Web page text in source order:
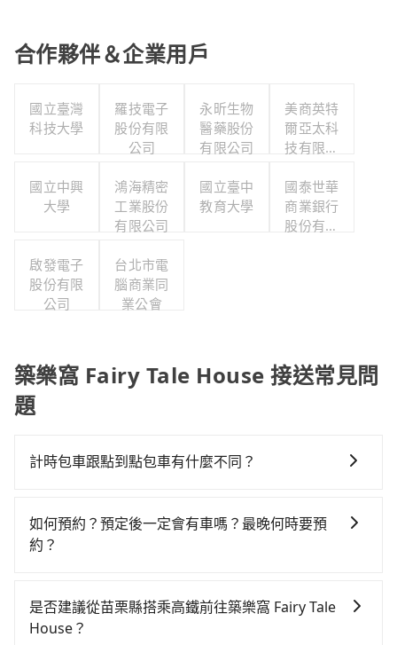
合作夥伴＆企業用戶
國立臺灣
科技大學
羅技電子
股份有限
公司
永昕生物
醫藥股份
有限公司
美商英特
爾亞太科
技有限公
國立中興
大學
鴻海精密
工業股份
有限公司
國立臺中
教育大學
國泰世華
商業銀行
股份有限
啟發電子
股份有限
公司
台北市電
腦商業同
業公會
築樂窩 Fairy Tale House 接送常見問
題
計時包車跟點到點包車有什麼不同？
不同之處： 計時包車：計時包車是按照用車時間來計
費，通常以每小時為單位，客戶可以根據自己的需要預
等。 點到點包車：點到點包車是按照里程和目的地來計
費，客戶可以預先告知出發地點A到目的地B，會根據路
如何預約？預定後一定會有車嗎？最晚何時要預
約？
接送服務，可直接線上輸入上下車地點或地址，三秒內
即可查到真實價格，照著步驟填寫完乘客資料與線上刷
是否建議從苗栗縣搭乘高鐵前往築樂窩 Fairy Tale
House？